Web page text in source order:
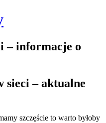
– informacje o
sieci – aktualne
szczęście to warto byłoby